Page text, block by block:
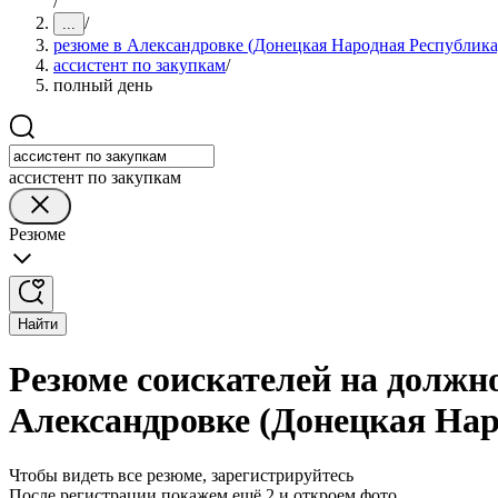
... /
резюме в Александровке (Донецкая Народная
ассистент по закупкам/
полный день
ассистент по закупкам
Резюме
Найти
Резюме соискателей на
Александровке (Донецкая
Чтобы видеть все резюме, зарегистрируйтесь